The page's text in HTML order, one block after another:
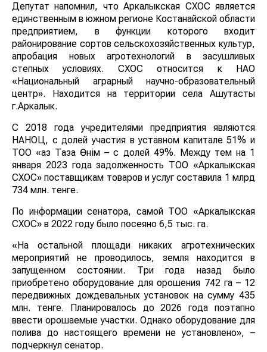
Депутат напомнил, что Аркалыкская СХОС является
единственным в южном регионе Костанайской области
предприятием, в функции которого входит
районирование сортов сельскохозяйственных культур,
апробация новых агротехнологий в засушливых
степных условиях. СХОС относится к НАО
«Национальный аграрный научно-образовательный
центр». Находится на территории села Ашутасты
г.Аркалык.
С 2018 года учредителями предприятия являются
НАНОЦ, с долей участия в уставном капитале 51% и
ТОО «Қаз Таза Өнім – с долей 49%. Между тем на 1
января 2023 года задолженность ТОО «Аркалыкская
СХОС» поставщикам товаров и услуг составила 1 млрд
734 млн. тенге.
По информации сенатора, самой ТОО «Аркалыкская
СХОС» в 2022 году было посеяно 6,5 тыс. га.
«На остальной площади никаких агротехнических
мероприятий не проводилось, земля находится в
запущенном состоянии. Три года назад было
приобретено оборудование для орошения 742 га – 12
передвижных дождевальных установок на сумму 435
млн. тенге. Планировалось до 2026 года поэтапно
ввести орошаемые участки. Однако оборудование для
полива до настоящего времени не установлено», –
подчеркнул сенатор.